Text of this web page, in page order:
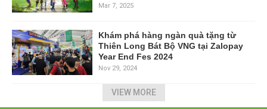
Mar 7, 2025
Khám phá hàng ngàn quà tặng từ
Thiên Long Bát Bộ VNG tại Zalopay
Year End Fes 2024
Nov 29, 2024
VIEW MORE